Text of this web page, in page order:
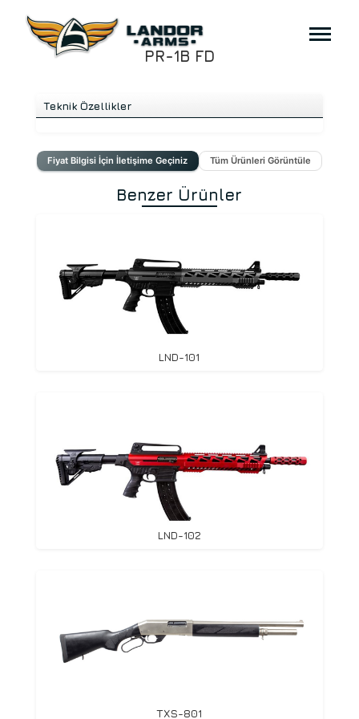
PR-1B FD
Teknik Özellikler
Fiyat Bilgisi İçin İletişime Geçiniz Tüm Ürünleri Görüntüle
Benzer Ürünler
LND-101
LND-102
TXS-801